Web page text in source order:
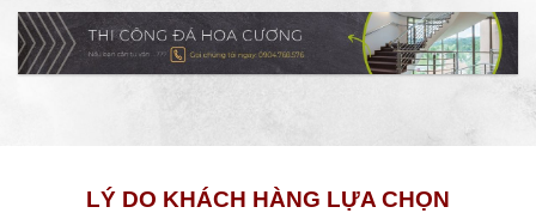
LÝ DO KHÁCH HÀNG LỰA CHỌN